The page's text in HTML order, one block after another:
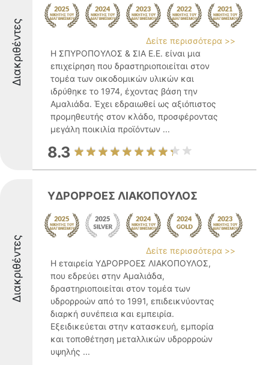
Διακριθέντες
Δείτε περισσότερα >>
Η ΣΠΥΡΟΠΟΥΛΟΣ & ΣΙΑ Ε.Ε. είναι μια
επιχείρηση που δραστηριοποιείται στον
τομέα των οικοδομικών υλικών και
ιδρύθηκε το 1974, έχοντας βάση την
Αμαλιάδα. Έχει εδραιωθεί ως αξιόπιστος
προμηθευτής στον κλάδο, προσφέροντας
μεγάλη ποικιλία προϊόντων ...
8.3
Διακριθέντες
ΥΔΡΟΡΡΟΕΣ ΛΙΑΚΟΠΟΥΛΟΣ
Δείτε περισσότερα >>
Η εταιρεία ΥΔΡΟΡΡΟΕΣ ΛΙΑΚΟΠΟΥΛΟΣ,
που εδρεύει στην Αμαλιάδα,
δραστηριοποιείται στον τομέα των
υδρορροών από το 1991, επιδεικνύοντας
διαρκή συνέπεια και εμπειρία.
Εξειδικεύεται στην κατασκευή, εμπορία
και τοποθέτηση μεταλλικών υδρορροών
υψηλής ...